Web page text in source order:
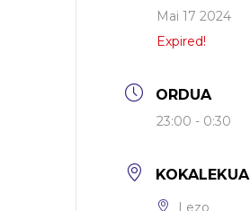
Mai 17 2024
Expired!
ORDUA
23:00 - 0:30
KOKALEKUA
Lezo